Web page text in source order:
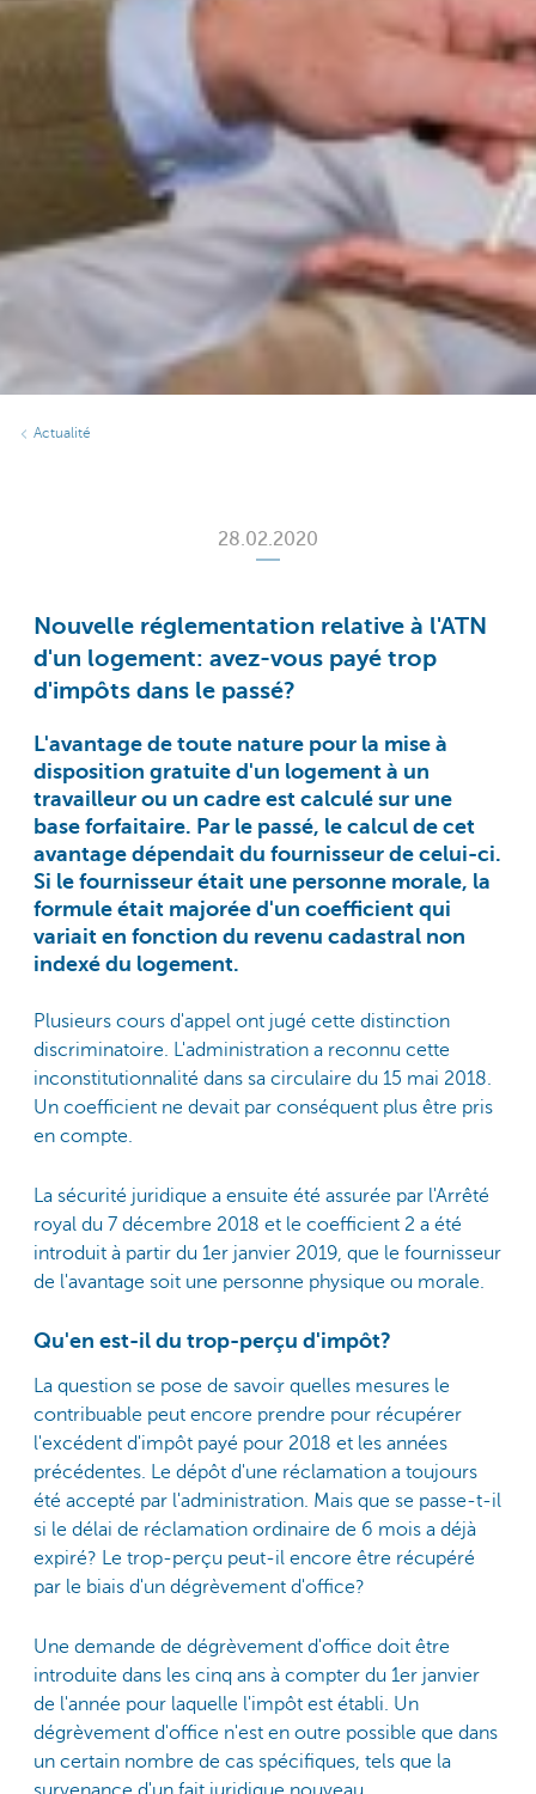
Actualité
28.02.2020
Nouvelle réglementation relative à l'ATN
d'un logement: avez-vous payé trop
d'impôts dans le passé?
L'avantage de toute nature pour la mise à
disposition gratuite d'un logement à un
travailleur ou un cadre est calculé sur une
base forfaitaire. Par le passé, le calcul de cet
avantage dépendait du fournisseur de celui-ci.
Si le fournisseur était une personne morale, la
formule était majorée d'un coefficient qui
variait en fonction du revenu cadastral non
indexé du logement.
Plusieurs cours d'appel ont jugé cette distinction
discriminatoire. L'administration a reconnu cette
inconstitutionnalité dans sa circulaire du 15 mai 2018.
Un coefficient ne devait par conséquent plus être pris
en compte.
La sécurité juridique a ensuite été assurée par l'Arrêté
royal du 7 décembre 2018 et le coefficient 2 a été
introduit à partir du 1er janvier 2019, que le fournisseur
de l'avantage soit une personne physique ou morale.
Qu'en est-il du trop-perçu d'impôt?
La question se pose de savoir quelles mesures le
contribuable peut encore prendre pour récupérer
l'excédent d'impôt payé pour 2018 et les années
précédentes. Le dépôt d'une réclamation a toujours
été accepté par l'administration. Mais que se passe-t-il
si le délai de réclamation ordinaire de 6 mois a déjà
expiré? Le trop-perçu peut-il encore être récupéré
par le biais d'un dégrèvement d'office?
Une demande de dégrèvement d'office doit être
introduite dans les cinq ans à compter du 1er janvier
de l'année pour laquelle l'impôt est établi. Un
dégrèvement d'office n'est en outre possible que dans
un certain nombre de cas spécifiques, tels que la